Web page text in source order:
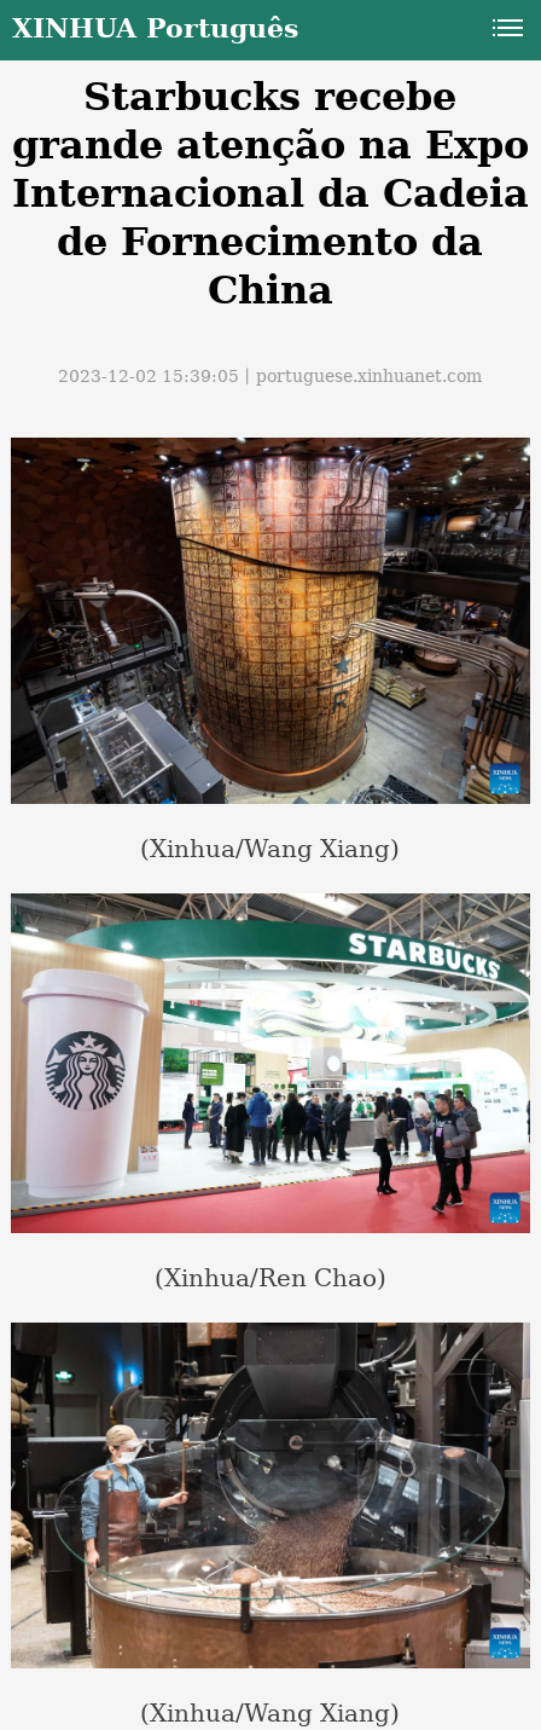
XINHUA Português
Starbucks recebe
grande atenção na Expo
Internacional da Cadeia
de Fornecimento da
China
2023-12-02 15:39:05丨portuguese.xinhuanet.com
(Xinhua/Wang Xiang)
(Xinhua/Ren Chao)
(Xinhua/Wang Xiang)